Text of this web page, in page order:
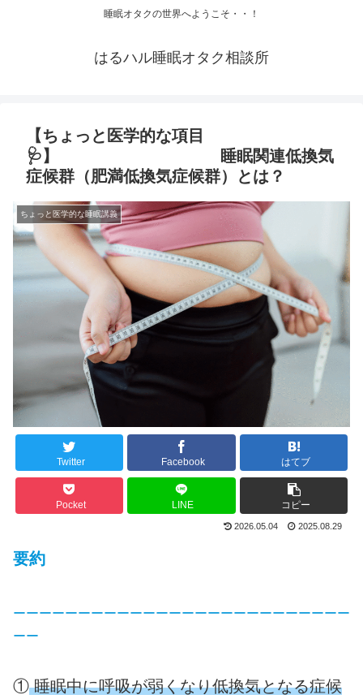
睡眠オタクの世界へようこそ・・！
はるハル睡眠オタク相談所
【ちょっと医学的な項目
🩺】 睡眠関連低換気
症候群（肥満低換気症候群）とは？
ちょっと医学的な睡眠講義
Twitter Facebook はてブ
Pocket LINE コピー
2026.05.04 2025.08.29
要約
ーーーーーーーーーーーーーーーーーーーーーーーーーー
ーー
①睡眠中に呼吸が弱くなり低換気となる症候